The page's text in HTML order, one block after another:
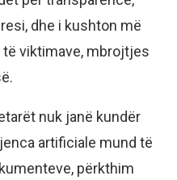
dhe i kushton më
viktimave, mbrojtjes
nuk janë kundër
artificiale mund të
përkthim